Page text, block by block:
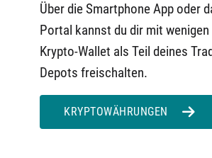
Über die Smartphone App oder
Portal kannst du dir mit
Krypto-Wallet als Teil deines
Depots freischalten.
KRYPTOWÄHRUNGEN